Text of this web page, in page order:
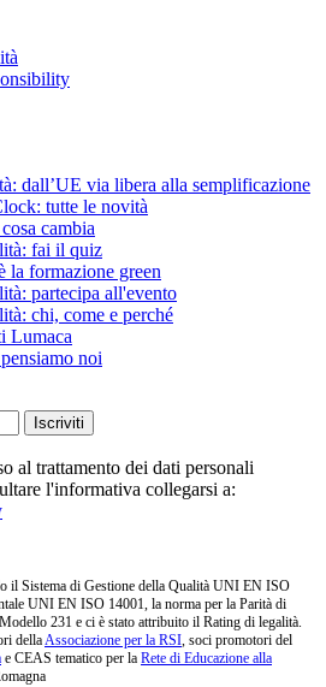
dall’UE via libera alla semplificazione
tutte le novità
cambia
fai il quiz
la formazione green
partecipa all'evento
chi, come e perché
Lumaca
noi
al trattamento dei dati personali
l'informativa collegarsi a:
il Sistema di Gestione della Qualità UNI EN ISO
UNI EN ISO 14001, la norma per la Parità di
231 e ci è stato attribuito il Rating di legalità.
dellaAssociazione per la RSI, soci promotori del
e CEAS tematico per la Rete di Educazione alla